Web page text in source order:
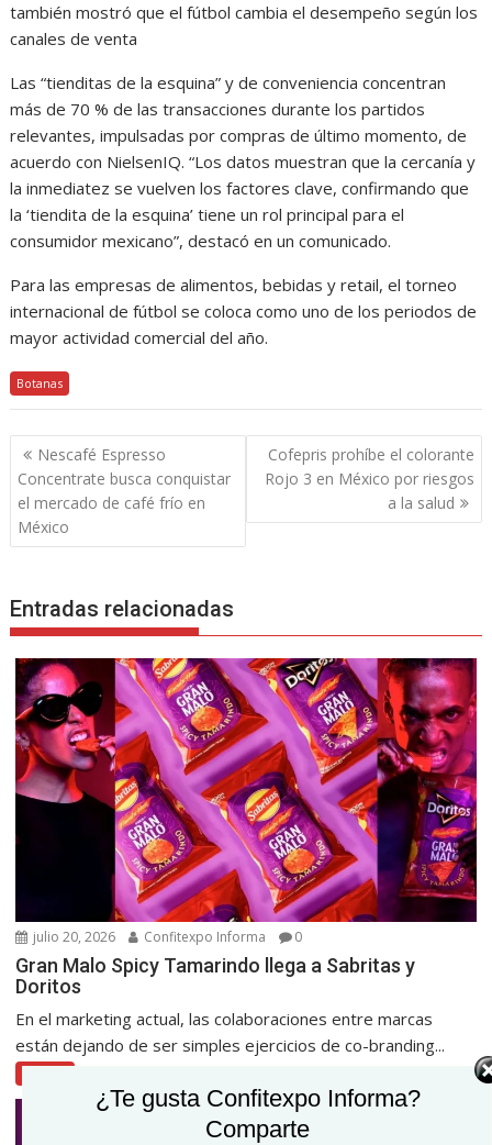
también mostró que el fútbol cambia el desempeño según los
canales de venta
Las “tienditas de la esquina” y de conveniencia concentran
más de 70 % de las transacciones durante los partidos
relevantes, impulsadas por compras de último momento, de
acuerdo con NielsenIQ. “Los datos muestran que la cercanía y
la inmediatez se vuelven los factores clave, confirmando que
la ‘tiendita de la esquina’ tiene un rol principal para el
consumidor mexicano”, destacó en un comunicado.
Para las empresas de alimentos, bebidas y retail, el torneo
internacional de fútbol se coloca como uno de los periodos de
mayor actividad comercial del año.
Botanas
Navegación
de
entradas
Nescafé Espresso
Concentrate busca conquistar
el mercado de café frío en
México
Cofepris prohíbe el colorante
Rojo 3 en México por riesgos
a la salud
Entradas relacionadas
julio 20, 2026 Confitexpo Informa 0
Gran Malo Spicy Tamarindo llega a Sabritas y
Doritos
En el marketing actual, las colaboraciones entre marcas
están dejando de ser simples ejercicios de co-branding...
¿Te gusta Confitexpo Informa?
Comparte